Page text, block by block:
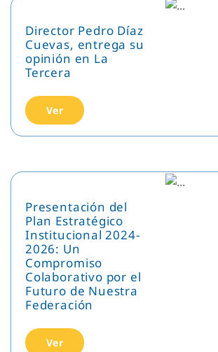
Director Pedro Díaz
Cuevas, entrega su
opinión en La
Tercera
Ver
Presentación del
Plan Estratégico
Institucional 2024-
2026: Un
Compromiso
Colaborativo por el
Futuro de Nuestra
Federación
Ver